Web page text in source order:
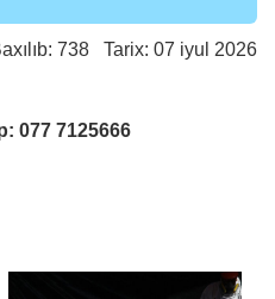
738 Tarix: 07 iyul 2026
077 7125666